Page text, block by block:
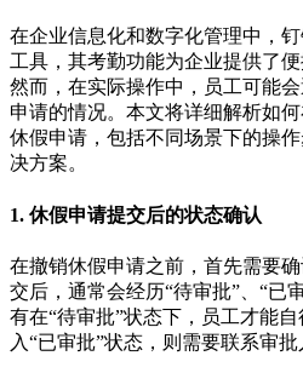
在企业信息化和数字化管理中，
工具，其考勤功能为企业提供了
然而，在实际操作中，员工可能
申请的情况。本文将详细解析如
休假申请，包括不同场景下的操
决方案。
1. 休假申请提交后的状态确认
在撤销休假申请之前，首先需要
交后，通常会经历“待审批”、“已
有在“待审批”状态下，员工才能
入“已审批”状态，则需要联系审批